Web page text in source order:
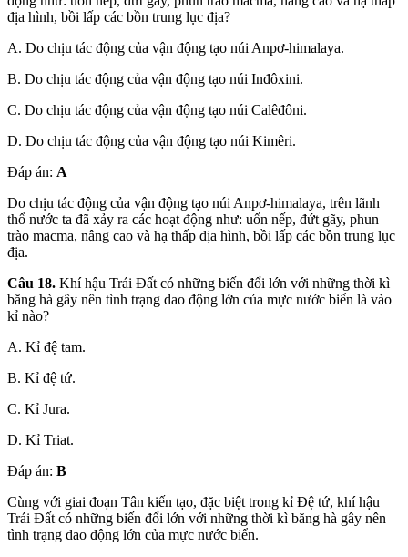
địa hình, bồi lấp các bồn trung lục địa?
A. Do chịu tác động của vận động tạo núi Anpơ-himalaya.
B. Do chịu tác động của vận động tạo núi Inđôxini.
C. Do chịu tác động của vận động tạo núi Calêđôni.
D. Do chịu tác động của vận động tạo núi Kimêri.
Đáp án: A
Do chịu tác động của vận động tạo núi Anpơ-himalaya, trên lãnh
thổ nước ta đã xảy ra các hoạt động như: uốn nếp, đứt gãy, phun
trào macma, nâng cao và hạ thấp địa hình, bồi lấp các bồn trung lục
địa.
Câu 18. Khí hậu Trái Đất có những biến đổi lớn với những thời kì
băng hà gây nên tình trạng dao động lớn của mực nước biển là vào
kỉ nào?
A. Kỉ đệ tam.
B. Kỉ đệ tứ.
C. Kỉ Jura.
D. Kỉ Triat.
Đáp án: B
Cùng với giai đoạn Tân kiến tạo, đặc biệt trong kỉ Đệ tứ, khí hậu
Trái Đất có những biến đổi lớn với những thời kì băng hà gây nên
tình trạng dao động lớn của mực nước biển.